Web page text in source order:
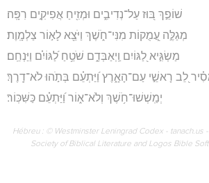
שׁוֹפֵ֣ךְ בּ֭וּז עַל־נְדִיבִ֑ים וּמְזִ֖יחַ אֲפִיקִ֣ים רִפָּֽה׃
מְגַלֶּ֣ה עֲ֭מֻקוֹת מִנִּי־חֹ֑שֶׁךְ וַיֹּצֵ֖א לָא֣וֹר צַלְמָֽוֶת׃
מַשְׂגִּ֣יא לַ֭גּוֹיִם וַֽיְאַבְּדֵ֑ם שֹׁטֵ֥חַ לַ֝גּוֹיִ֗ם וַיַּנְחֵֽם׃
לֵ֭ב רָאשֵׁ֣י עַם־הָאָ֑רֶץ וַ֝יַּתְעֵ֗ם בְּתֹ֣הוּ לֹא־דָֽרֶךְ׃
יְמַֽשְׁשׁוּ־חֹ֥שֶׁךְ וְלֹא־א֑וֹר וַ֝יַּתְעֵ֗ם כַּשִּׁכּֽוֹר׃
Hébreu : © Westminster Leningrad Codex - tanach.us
Society of Biblical Literature and Logos Bible